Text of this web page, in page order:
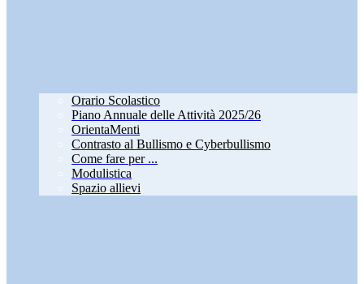
Orario Scolastico
Piano Annuale delle Attività 2025/26
OrientaMenti
Contrasto al Bullismo e Cyberbullismo
Come fare per ...
Modulistica
Spazio allievi